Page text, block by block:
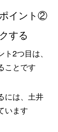
イント②
する
2つ目は、
ことです
には、土井
います